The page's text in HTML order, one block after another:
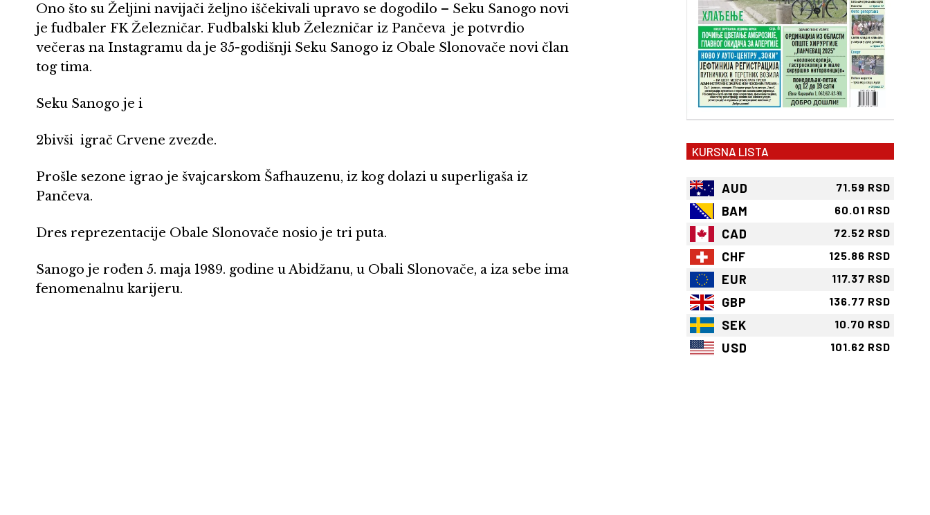
Ono što su Željini navijači željno iščekivali upravo se dogodilo – Seku Sanogo novi
je fudbaler FK Železničar. Fudbalski klub Železničar iz Pančeva je potvrdio
večeras na Instagramu da je 35-godišnji Seku Sanogo iz Obale Slonovače novi član
tog tima.
Seku Sanogo je i
2bivši igrač Crvene zvezde.
Prošle sezone igrao je švajcarskom Šafhauzenu, iz kog dolazi u superligaša iz
Pančeva.
Dres reprezentacije Obale Slonovače nosio je tri puta.
Sanogo je rođen 5. maja 1989. godine u Abidžanu, u Obali Slonovače, a iza sebe ima
fenomenalnu karijeru.
KURSNA LISTA
AUD 71.59 RSD
BAM 60.01 RSD
CAD 72.52 RSD
CHF 125.86 RSD
EUR 117.37 RSD
GBP 136.77 RSD
SEK 10.70 RSD
USD 101.62 RSD